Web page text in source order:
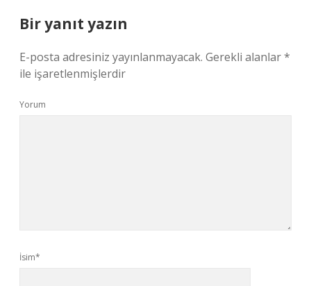
Bir yanıt yazın
E-posta adresiniz yayınlanmayacak. Gerekli alanlar*
ile işaretlenmişlerdir
Yorum
İsim*